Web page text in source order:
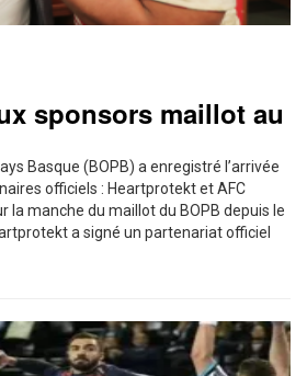
sponsors maillot au
Basque (BOPB) a enregistré l’arrivée
officiels : Heartprotekt et AFC
manche du maillot du BOPB depuis le
a signé un partenariat officiel